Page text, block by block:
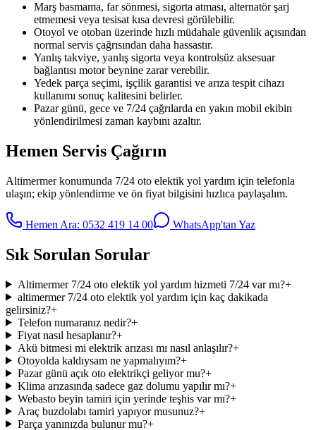
Marş basmama, far sönmesi, sigorta atması, alternatör şarj
etmemesi veya tesisat kısa devresi görülebilir.
Otoyol ve otoban üzerinde hızlı müdahale güvenlik açısından
normal servis çağrısından daha hassastır.
Yanlış takviye, yanlış sigorta veya kontrolsüz aksesuar
bağlantısı motor beynine zarar verebilir.
Yedek parça seçimi, işçilik garantisi ve arıza tespit cihazı
kullanımı sonuç kalitesini belirler.
Pazar günü, gece ve 7/24 çağrılarda en yakın mobil ekibin
yönlendirilmesi zaman kaybını azaltır.
Hemen Servis Çağırın
Altimermerkonumunda 7/24 oto elektik yol yardım için telefonla
ulaşın; ekip yönlendirme ve ön fiyat bilgisini hızlıca paylaşalım.
Hemen Ara: 0532 419 14 00 WhatsApp'tan Yaz
Sık Sorulan Sorular
Altimermer 7/24 oto elektik yol yardım hizmeti 7/24 var mı?+
altimermer 7/24 oto elektik yol yardım için kaç dakikada
gelirsiniz?+
Telefon numaranız nedir?+
Fiyat nasıl hesaplanır?+
Akü bitmesi mi elektrik arızası mı nasıl anlaşılır?+
Otoyolda kaldıysam ne yapmalıyım?+
Pazar günü açık oto elektrikçi geliyor mu?+
Klima arızasında sadece gaz dolumu yapılır mı?+
Webasto beyin tamiri için yerinde teşhis var mı?+
Araç buzdolabı tamiri yapıyor musunuz?+
Parça yanınızda bulunur mu?+